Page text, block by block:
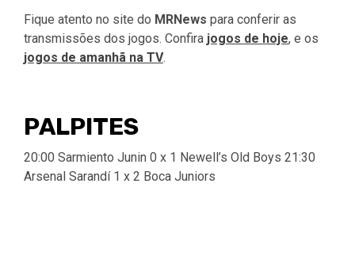
Fique atento no site do MRNews para conferir as
transmissões dos jogos. Confira jogos de hoje, e os
jogos de amanhã na TV.
PALPITES
20:00 Sarmiento Junin 0 x 1 Newell’s Old Boys 21:30
Arsenal Sarandí 1 x 2 Boca Juniors